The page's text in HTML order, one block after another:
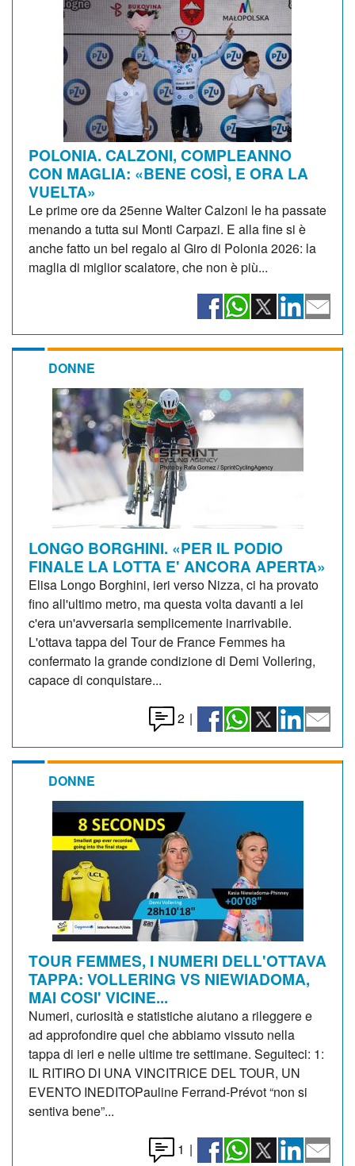
POLONIA. CALZONI, COMPLEANNO
CON MAGLIA: «BENE COSÌ, E ORA LA
VUELTA»
Le prime ore da 25enne Walter Calzoni le ha passate
menando a tutta sui Monti Carpazi. E alla fine si è
anche fatto un bel regalo al Giro di Polonia 2026: la
maglia di miglior scalatore, che non è più...
DONNE
LONGO BORGHINI. «PER IL PODIO
FINALE LA LOTTA E' ANCORA APERTA»
Elisa Longo Borghini, ieri verso Nizza, ci ha provato
fino all'ultimo metro, ma questa volta davanti a lei
c'era un'avversaria semplicemente inarrivabile.
L'ottava tappa del Tour de France Femmes ha
confermato la grande condizione di Demi Vollering,
capace di conquistare...
2 |
DONNE
TOUR FEMMES, I NUMERI DELL'OTTAVA
TAPPA: VOLLERING VS NIEWIADOMA,
MAI COSI' VICINE...
Numeri, curiosità e statistiche aiutano a rileggere e
ad approfondire quel che abbiamo vissuto nella
tappa di ieri e nelle ultime tre settimane. Seguiteci: 1:
IL RITIRO DI UNA VINCITRICE DEL TOUR, UN
EVENTO INEDITOPauline Ferrand-Prévot “non si
sentiva bene”...
1 |